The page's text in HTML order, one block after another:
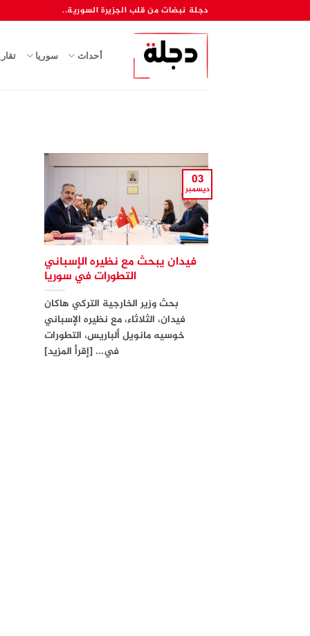
للمحتوى
دجلة نبضات من قلب الجزيرة السورية..
أحداث سوريا
فيدان يبحث مع نظيره الإسباني
التطورات في سوريا
بحث وزير الخارجية التركي هاكان
فيدان، الثلاثاء، مع نظيره الإسباني
خوسيه مانويل ألباريس، التطورات
في... [إقرأ المزيد]
03
ديسمبر